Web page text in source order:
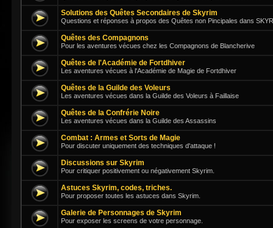
Solutions des Quêtes Secondaires de Skyrim
Questions et réponses à propos des Quêtes non Pincipales dans
Quêtes des Compagnons
Pour les aventures vécues chez les Compagnons de Blancherive
Quêtes de l'Académie de Fortdhiver
Les aventures vécues à l'Académie de Magie de Fortdhiver
Quêtes de la Guilde des Voleurs
Les aventures vécues dans la Guilde des Voleurs à Faillaise
Quêtes de la Confrérie Noire
Les aventures vécues dans la Guilde des Assassins
Combat : Armes et Sorts de Magie
Pour discuter uniquement des techniques d'attaque !
Discussions sur Skyrim
Pour critiquer positivement ou négativement Skyrim.
Astuces Skyrim, codes, triches.
Pour proposer toutes les astuces dans Skyrim.
Galerie de Personnages de Skyrim
Pour exposer les screens de votre personnage.